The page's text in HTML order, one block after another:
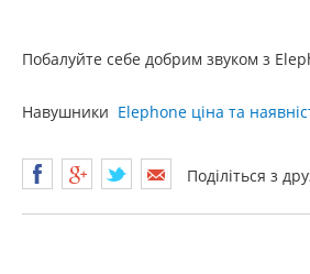
Побалуйте себе добрим звуком з
Навушники Elephone ціна та
Поділіться з